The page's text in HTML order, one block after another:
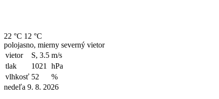
22 °C 12 °C
polojasno, mierny severný vietor
vietor
S, 3.5 m/s
tlak
1021
hPa
vlhkosť 52
%
nedeľa 9. 8. 2026